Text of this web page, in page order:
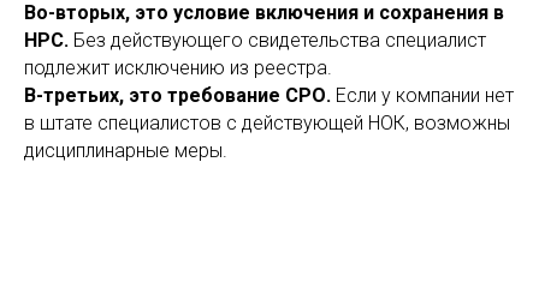
Во-вторых, это условие включения и сохранения в
НРС. Без действующего свидетельства специалист
подлежит исключению из реестра.
В-третьих, это требование СРО. Если у компании нет
в штате специалистов с действующей НОК, возможны
дисциплинарные меры.